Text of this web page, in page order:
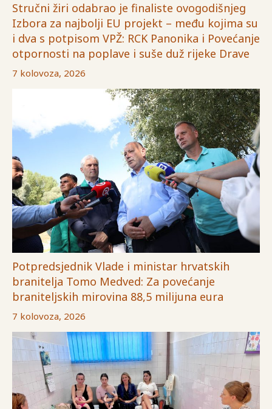
Stručni žiri odabrao je finaliste ovogodišnjeg
Izbora za najbolji EU projekt – među kojima su
i dva s potpisom VPŽ: RCK Panonika i Povećanje
otpornosti na poplave i suše duž rijeke Drave
7 kolovoza, 2026
Potpredsjednik Vlade i ministar hrvatskih
branitelja Tomo Medved: Za povećanje
braniteljskih mirovina 88,5 milijuna eura
7 kolovoza, 2026